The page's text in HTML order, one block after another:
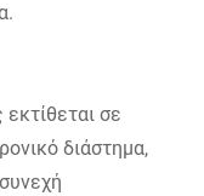
σε
διάστημα,